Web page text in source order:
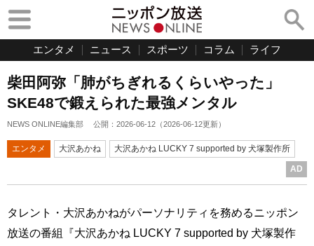
エンタメ ニュース スポーツ コラム ライフ
柴田阿弥「肺がちぎれるくらいやった」
SKE48で鍛えられた最強メンタル
NEWS ONLINE編集部 公開： 2026-06-12 （2026-06-12更新）
エンタメ 大沢あかね 大沢あかね LUCKY 7 supported by 犬塚製作所
AD
タレント・大沢あかねがパーソナリティを務めるニッポン
放送の番組『大沢あかね LUCKY 7 supported by 犬塚製作